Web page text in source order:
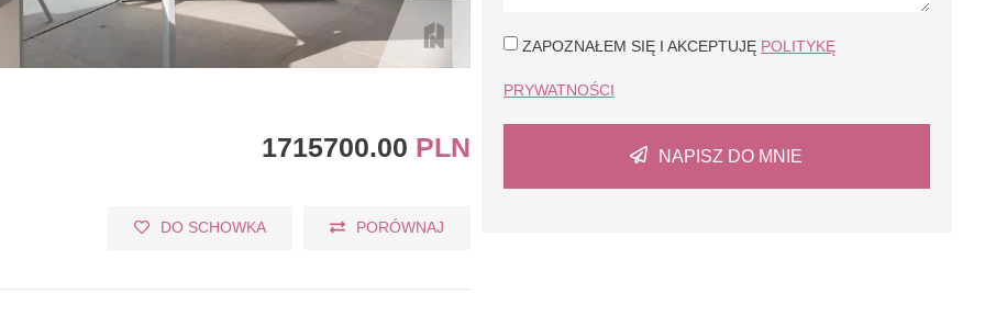
ZAPOZNAŁEM SIĘ I AKCEPTUJĘ POLITYKĘ
PRYWATNOŚCI
NAPISZ DO MNIE
1715700.00 PLN
DO SCHOWKA PORÓWNAJ